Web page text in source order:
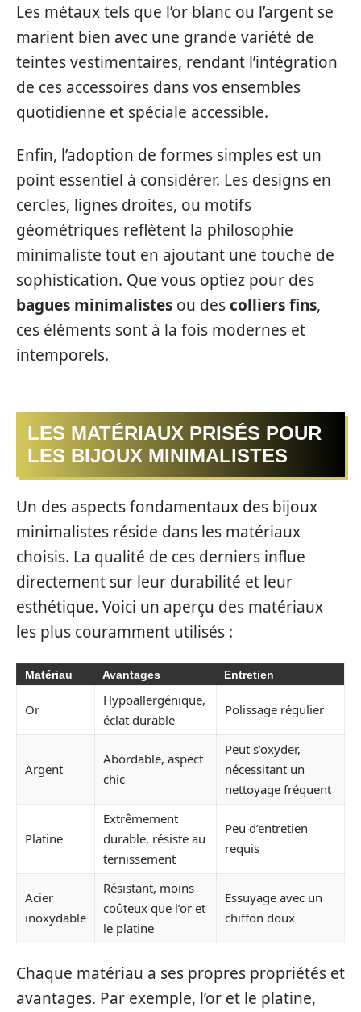
Les métaux tels que l’or blanc ou l’argent se
marient bien avec une grande variété de
teintes vestimentaires, rendant l’intégration
de ces accessoires dans vos ensembles
quotidienne et spéciale accessible.
Enfin, l’adoption de formes simples est un
point essentiel à considérer. Les designs en
cercles, lignes droites, ou motifs
géométriques reflètent la philosophie
minimaliste tout en ajoutant une touche de
sophistication. Que vous optiez pour des
bagues minimalistes ou descolliers fins,
ces éléments sont à la fois modernes et
intemporels.
LES MATÉRIAUX PRISÉS POUR
LES BIJOUX MINIMALISTES
Un des aspects fondamentaux des bijoux
minimalistes réside dans les matériaux
choisis. La qualité de ces derniers influe
directement sur leur durabilité et leur
esthétique. Voici un aperçu des matériaux
les plus couramment utilisés :
Matériau Avantages Entretien
Or
Hypoallergénique,
éclat durable
Polissage régulier
Argent
Abordable, aspect
chic
Peut s’oxyder,
nécessitant un
nettoyage fréquent
Platine
Extrêmement
durable, résiste au
ternissement
Peu d’entretien
requis
Acier
inoxydable
Résistant, moins
coûteux que l’or et
le platine
Essuyage avec un
chiffon doux
Chaque matériau a ses propres propriétés et
avantages. Par exemple, l’or et le platine,